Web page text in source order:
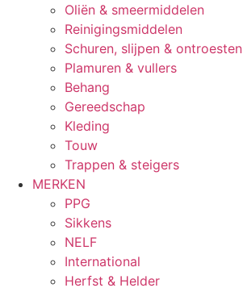
Oliën & smeermiddelen
Reinigingsmiddelen
Schuren, slijpen & ontroesten
Plamuren & vullers
Behang
Gereedschap
Kleding
Touw
Trappen & steigers
MERKEN
PPG
Sikkens
NELF
International
Herfst & Helder